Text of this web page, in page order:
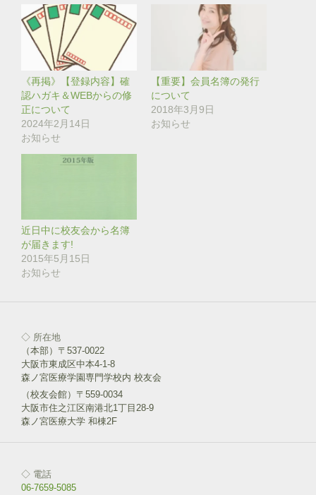
t
t
e
r
で
共
有
(
新
し
い
ウ
ィ
ン
ド
で
共
有
は
ク
リ
ッ
ク
し
く
だ
(
新
ド
ウ
き
《再掲》【登録内容】確
認ハガキ＆WEBからの修
正について
2024年2月14日
お知らせ
【重要】会員名簿の発行
について
2018年3月9日
お知らせ
近日中に校友会から名簿
が届きます!
2015年5月15日
お知らせ
◇ 所在地
（本部）〒537-0022
大阪市東成区中本4-1-8
森ノ宮医療学園専門学校内 校友会
（校友会館）〒559-0034
大阪市住之江区南港北1丁目28-9
森ノ宮医療大学 和棟2F
◇ 電話
06-7659-5085